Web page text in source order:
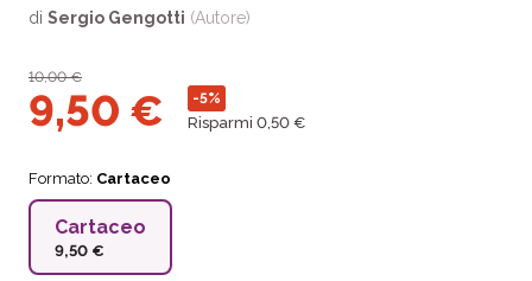
di Sergio Gengotti (Autore)
10,00€
9,50 € -5%
Risparmi 0,50 €
Formato: Cartaceo
Cartaceo
9,50 €